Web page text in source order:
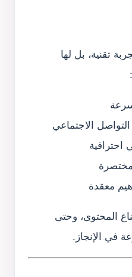
تقنية، بل لها
الاجتماعي
احترافية
معقدة
المحتوى، وحتى
في الإنجاز.